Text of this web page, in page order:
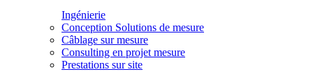
Ingénierie
Conception Solutions de mesure
Câblage sur mesure
Consulting en projet mesure
Prestations sur site